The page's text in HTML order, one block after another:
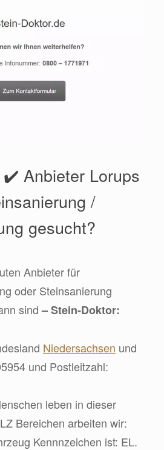
Anbieter Lorups
/
gesucht?
Anbieter für
oder Steinsanierung
sind– Stein-Doktor:
Niedersachsen und
und Postleitzahl:
leben in dieser
Bereichen arbeiten wir:
Kennnzeichen ist: EL.